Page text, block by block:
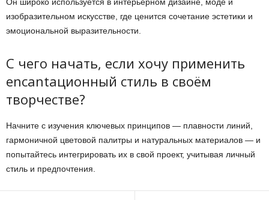
изобразительном искусстве, где ценится сочетание эстетики и
эмоциональной выразительности.
С чего начать, если хочу применить
encantaционный стиль в своём
творчестве?
Начните с изучения ключевых принципов — плавности линий,
гармоничной цветовой палитры и натуральных материалов — и
попытайтесь интегрировать их в свой проект, учитывая личный
стиль и предпочтения.